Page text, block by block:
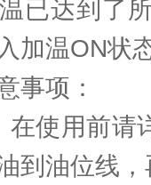
已达到了
加温ON状
事项：
在使用前请
到油位线